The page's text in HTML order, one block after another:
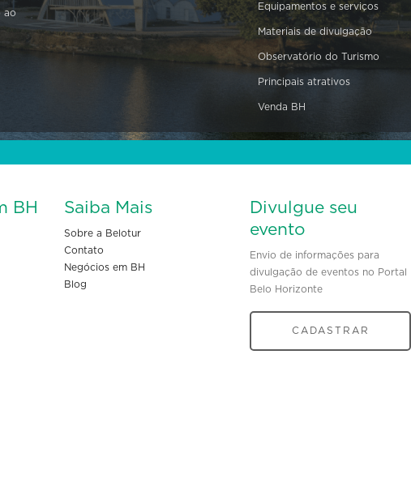
ao
Equipamentos e serviços
Materiais de divulgação
Observatório do Turismo
Principais atrativos
Venda BH
BH Saiba Mais
Sobre a Belotur
Contato
Negócios em BH
Blog
Divulgue seu
evento
Envio de informações para
divulgação de eventos no Portal
Belo Horizonte
CADASTRAR